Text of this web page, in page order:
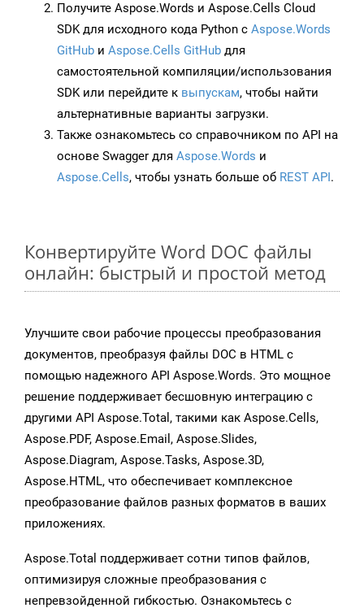
Получите Aspose.Words и Aspose.Cells Cloud
SDK для исходного кода Python с Aspose.Words
GitHub и Aspose.Cells GitHub для
самостоятельной компиляции/использования
SDK или перейдите к выпускам, чтобы найти
альтернативные варианты загрузки.
Также ознакомьтесь со справочником по API на
основе Swagger для Aspose.Words и
Aspose.Cells, чтобы узнать больше об REST API.
Конвертируйте Word DOC файлы
онлайн: быстрый и простой метод
Улучшите свои рабочие процессы преобразования
документов, преобразуя файлы DOC в HTML с
помощью надежного API Aspose.Words. Это мощное
решение поддерживает бесшовную интеграцию с
другими API Aspose.Total, такими как Aspose.Cells,
Aspose.PDF, Aspose.Email, Aspose.Slides,
Aspose.Diagram, Aspose.Tasks, Aspose.3D,
Aspose.HTML, что обеспечивает комплексное
преобразование файлов разных форматов в ваших
приложениях.
Aspose.Total поддерживает сотни типов файлов,
оптимизируя сложные преобразования с
непревзойденной гибкостью. Ознакомьтесь с